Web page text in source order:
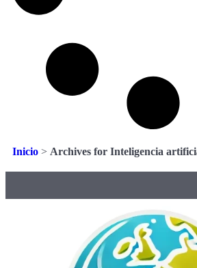
Inicio > Archives for Inteligencia